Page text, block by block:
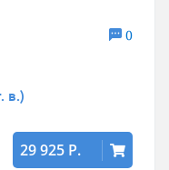
0
в.)
29 925 Р.